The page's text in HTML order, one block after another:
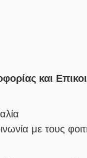
και
με τους